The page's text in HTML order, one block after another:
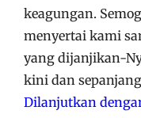
keagungan.
menyertai kami
yang dijanjikan-
kini dan
Dilanjutkan